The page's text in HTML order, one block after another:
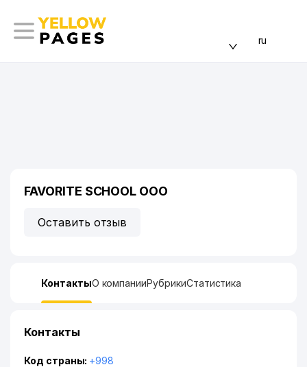
ru
FAVORITE SCHOOL ООО
Оставить отзыв
КонтактыО компанииРубрикиСтатистика
Контакты
Код страны: +998